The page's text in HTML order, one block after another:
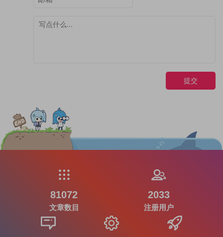
提交
81072
文章数目
2033
注册用户